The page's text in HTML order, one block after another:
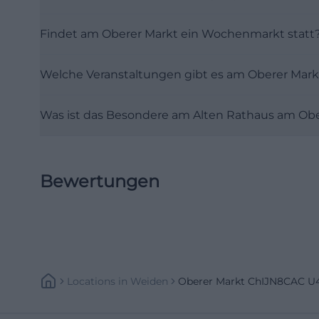
rathaus?L=0))
Für Besucher ist
Straßen und
weitgehend
anschließend
Findet am Oberer Markt ein Wochenmarkt
Welche Veranstaltungen gibt es am Oberer
Was ist das Besondere am Alten Rathaus am
Bewertungen
Locations In Weiden Oberer Markt ChIJN8CAC